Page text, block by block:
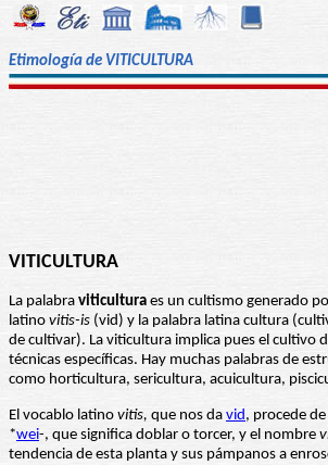
Etimología de VITICULTURA
VITICULTURA
La palabra viticultura es un cultismo generado
latino vitis-is (vid) y la palabra latina cultura
de cultivar). La viticultura implica pues el cultivo
técnicas específicas. Hay muchas palabras de
como horticultura, sericultura, acuicultura,
El vocablo latino vitis, que nos da vid, procede
*wei-, que significa doblar o torcer, y el nombre
tendencia de esta planta y sus pámpanos a